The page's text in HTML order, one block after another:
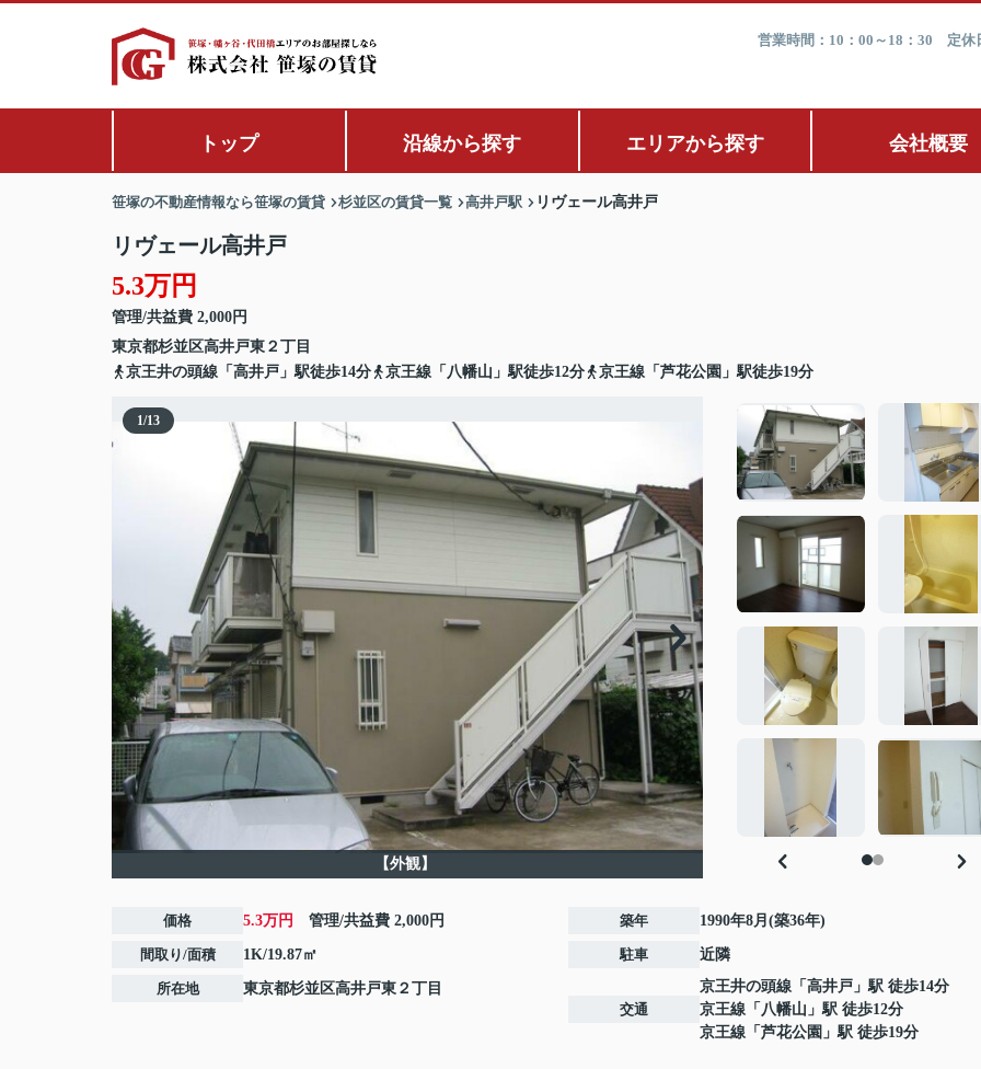
営業時間：10：00～18：30 定休
トップ 沿線から探す エリアから探す 会社概要
笹塚の不動産情報なら笹塚の賃貸 杉並区の賃貸一覧 高井戸駅 リヴェール高井戸
リヴェール高井戸
5.3万円
管理/共益費 2,000円
東京都杉並区高井戸東 ２丁目
京王井の頭線「高井戸」駅徒歩14分
京王線「八幡山」駅徒歩12分 京王線「芦花公園」駅徒歩19分
1/13
【外観】
価格 5.3万円 管理/共益費 2,000円
間取り/面積 1K/19.87㎡
所在地 東京都杉並区高井戸東 ２丁目
築年 1990年8月(築36年)
駐車 近隣
交通
京王井の頭線 「 高井戸 」駅 徒歩14分
京王線 「 八幡山 」駅 徒歩12分
京王線 「 芦花公園 」駅 徒歩19分